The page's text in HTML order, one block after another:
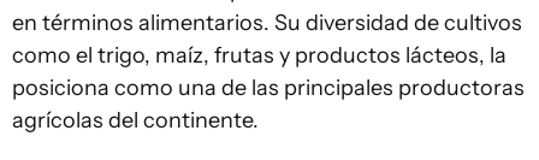
en términos alimentarios. Su diversidad de cultivos
como el trigo, maíz, frutas y productos lácteos, la
posiciona como una de las principales productoras
agrícolas del continente.